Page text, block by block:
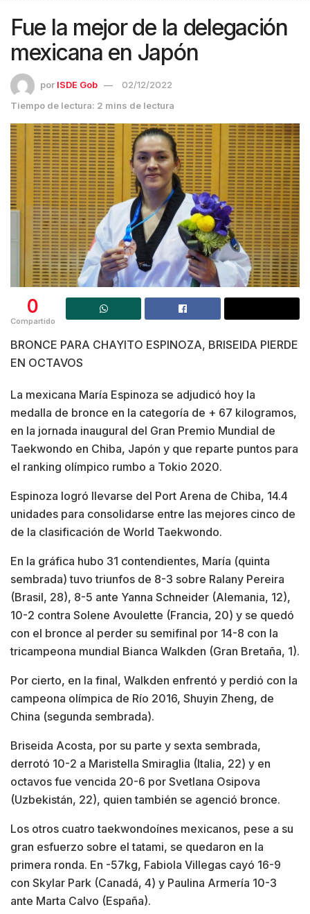
Fue la mejor de la delegación
mexicana en Japón
por ISDE Gob
02/12/2022
Tiempo de lectura: 2 mins de lectura
0
Compartido
BRONCE PARA CHAYITO ESPINOZA, BRISEIDA PIERDE
EN OCTAVOS
La mexicana María Espinoza se adjudicó hoy la
medalla de bronce en la categoría de + 67 kilogramos,
en la jornada inaugural del Gran Premio Mundial de
Taekwondo en Chiba, Japón y que reparte puntos para
el ranking olímpico rumbo a Tokio 2020.
Espinoza logró llevarse del Port Arena de Chiba, 14.4
unidades para consolidarse entre las mejores cinco de
de la clasificación de World Taekwondo.
En la gráfica hubo 31 contendientes, María (quinta
sembrada) tuvo triunfos de 8-3 sobre Ralany Pereira
(Brasil, 28), 8-5 ante Yanna Schneider (Alemania, 12),
10-2 contra Solene Avoulette (Francia, 20) y se quedó
con el bronce al perder su semifinal por 14-8 con la
tricampeona mundial Bianca Walkden (Gran Bretaña, 1).
Por cierto, en la final, Walkden enfrentó y perdió con la
campeona olímpica de Río 2016, Shuyin Zheng, de
China (segunda sembrada).
Briseida Acosta, por su parte y sexta sembrada,
derrotó 10-2 a Maristella Smiraglia (Italia, 22) y en
octavos fue vencida 20-6 por Svetlana Osipova
(Uzbekistán, 22), quien también se agenció bronce.
Los otros cuatro taekwondoínes mexicanos, pese a su
gran esfuerzo sobre el tatami, se quedaron en la
primera ronda. En -57kg, Fabiola Villegas cayó 16-9
con Skylar Park (Canadá, 4) y Paulina Armería 10-3
ante Marta Calvo (España).